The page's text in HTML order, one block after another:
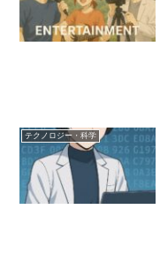
テクノロジー・科学